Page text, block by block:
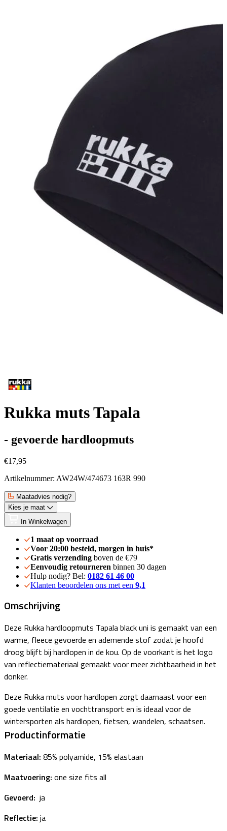
Rukka muts Tapala
- gevoerde hardloopmuts
€17,95
Artikelnummer: AW24W/474673 163R 990
Maatadvies nodig?
Kies je maat
In Winkelwagen
1 maat op voorraad
Voor 20:00 besteld, morgen in huis*
Gratis verzending boven de €79
Eenvoudig retourneren binnen 30 dagen
Hulp nodig? Bel: 0182 61 46 00
Klanten beoordelen ons met een 9,1
Omschrijving
Deze Rukka hardloopmuts Tapala black uni is gemaakt van een
warme, fleece gevoerde en ademende stof zodat je hoofd
droog blijft bij hardlopen in de kou. Op de voorkant is het logo
van reflectiemateriaal gemaakt voor meer zichtbaarheid in het
donker.
Deze Rukka muts voor hardlopen zorgt daarnaast voor een
goede ventilatie en vochttransport en is ideaal voor de
wintersporten als hardlopen, fietsen, wandelen, schaatsen.
Productinformatie
Materiaal: 85% polyamide, 15% elastaan
Maatvoering: one size fits all
Gevoerd: ja
Reflectie: ja